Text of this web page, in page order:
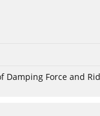
Damping Force and